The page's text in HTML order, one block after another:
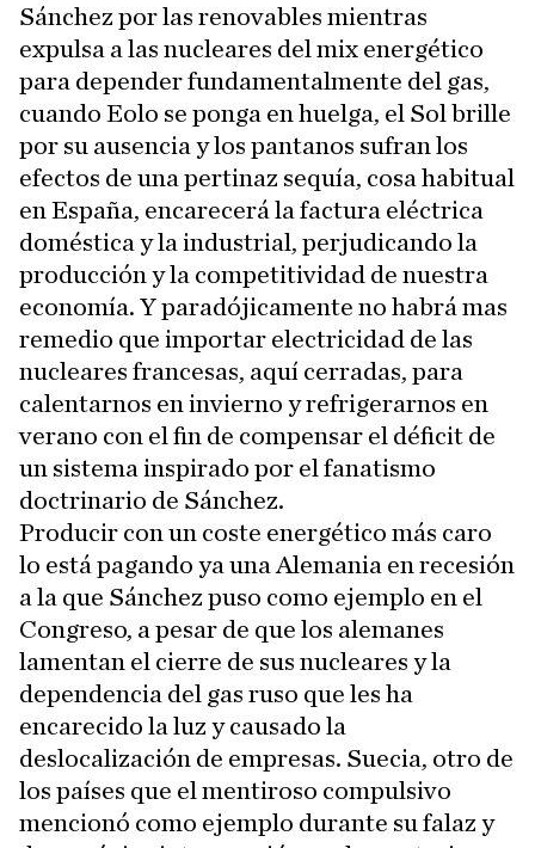
Sánchez por las renovables mientras
expulsa a las nucleares del mix energético
para depender fundamentalmente del gas,
cuando Eolo se ponga en huelga, el Sol brille
por su ausencia y los pantanos sufran los
efectos de una pertinaz sequía, cosa habitual
en España, encarecerá la factura eléctrica
doméstica y la industrial, perjudicando la
producción y la competitividad de nuestra
economía. Y paradójicamente no habrá mas
remedio que importar electricidad de las
nucleares francesas, aquí cerradas, para
calentarnos en invierno y refrigerarnos en
verano con el fin de compensar el déficit de
un sistema inspirado por el fanatismo
doctrinario de Sánchez.
Producir con un coste energético más caro
lo está pagando ya una Alemania en recesión
a la que Sánchez puso como ejemplo en el
Congreso, a pesar de que los alemanes
lamentan el cierre de sus nucleares y la
dependencia del gas ruso que les ha
encarecido la luz y causado la
deslocalización de empresas. Suecia, otro de
los países que el mentiroso compulsivo
mencionó como ejemplo durante su falaz y